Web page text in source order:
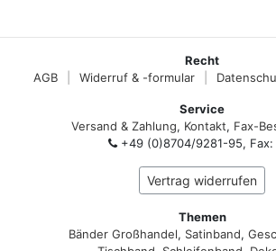
Recht
AGB
Widerruf & -formular
Service
Versand & Zahlung, Kontakt, Fax-
+49 (0)8704/9281-95,
Vertrag widerrufen
Themen
Bänder Großhandel, Satinband,